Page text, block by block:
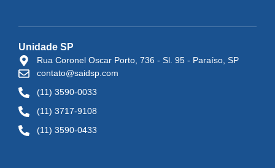
Unidade SP
Rua Coronel Oscar Porto, 736 - Sl. 95 - Paraíso, SP
contato@saidsp.com
(11) 3590-0033
(11) 3717-9108
(11) 3590-0433